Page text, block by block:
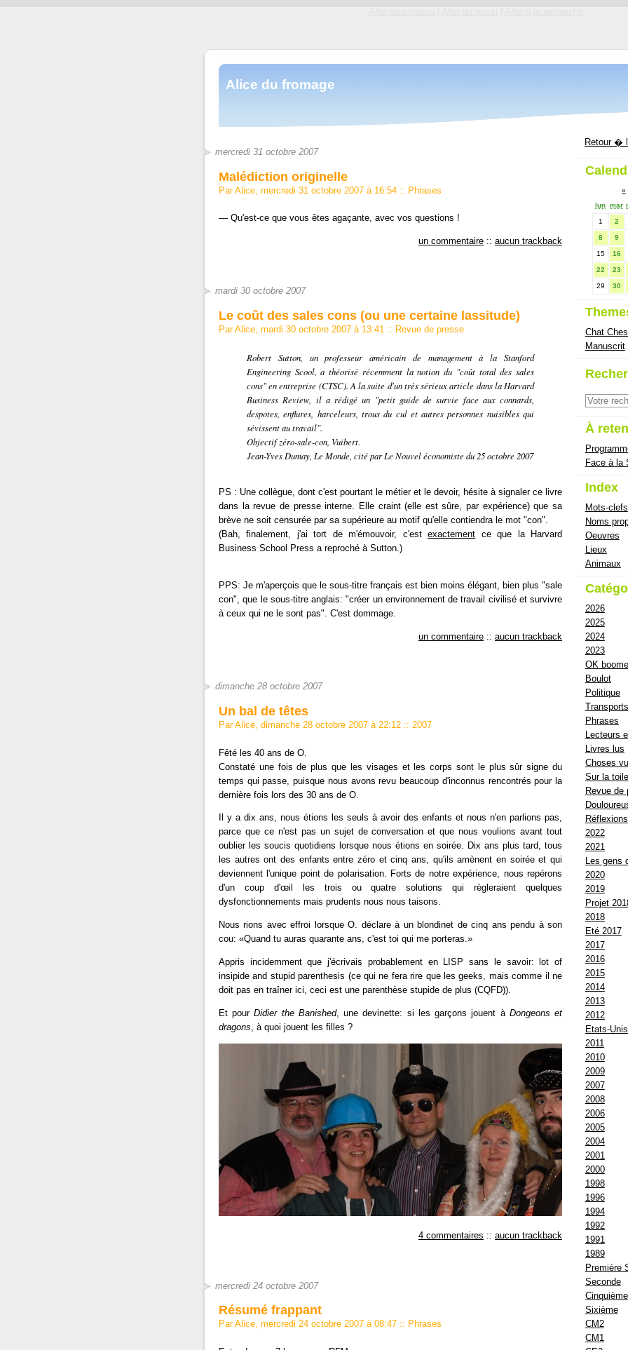
Alice du fromage
mercredi 31 octobre 2007
Malédiction originelle
Par Alice, mercredi 31 octobre 2007 à 16:54 :: Phrases
— Qu'est-ce que vous êtes agaçante, avec vos questions !
un commentaire :: aucun trackback
mardi 30 octobre 2007
Le coût des sales cons (ou une certaine lassitude)
Par Alice, mardi 30 octobre 2007 à 13:41 :: Revue de presse
Robert Sutton, un professeur américain de management à la Stanford
Engineering Scool, a théorisé récemment la notion du "coût total des sales
cons" en entreprise (CTSC). A la suite d'un très sérieux article dans la Harvard
Business Review, il a rédigé un "petit guide de survie face aux connards,
despotes, enflures, harceleurs, trous du cul et autres personnes nuisibles qui
sévissent au travail".
Objectif zéro-sale-con , Vuibert.
Jean-Yves Dumay, Le Monde , cité parLe Nouvel économistedu 25 octobre 2007
PS : Une collègue, dont c'est pourtant le métier et le devoir, hésite à signaler ce livre
dans la revue de presse interne. Elle craint (elle est sûre, par expérience) que sa
brève ne soit censurée par sa supérieure au motif qu'elle contiendra le mot "con".
(Bah, finalement, j'ai tort de m'émouvoir, c'estexactement ce que la Harvard
Business School Press a reproché à Sutton.)
PPS: Je m'aperçois que le sous-titre français est bien moins élégant, bien plus "sale
con", que le sous-titre anglais: "créer un environnement de travail civilisé et survivre
à ceux qui ne le sont pas". C'est dommage.
un commentaire :: aucun trackback
dimanche 28 octobre 2007
Un bal de têtes
Par Alice, dimanche 28 octobre 2007 à 22:12 :: 2007
Fêté les 40 ans de O.
Constaté une fois de plus que les visages et les corps sont le plus sûr signe du
temps qui passe, puisque nous avons revu beaucoup d'inconnus rencontrés pour la
dernière fois lors des 30 ans de O.
Il y a dix ans, nous étions les seuls à avoir des enfants et nous n'en parlions pas,
parce que ce n'est pas un sujet de conversation et que nous voulions avant tout
oublier les soucis quotidiens lorsque nous étions en soirée. Dix ans plus tard, tous
les autres ont des enfants entre zéro et cinq ans, qu'ils amènent en soirée et qui
deviennent l'unique point de polarisation. Forts de notre expérience, nous repérons
d'un coup d'œil les trois ou quatre solutions qui règleraient quelques
dysfonctionnements mais prudents nous nous taisons.
Nous rions avec effroi lorsque O. déclare à un blondinet de cinq ans pendu à son
cou: «Quand tu auras quarante ans, c'est toi qui me porteras.»
Appris incidemment que j'écrivais probablement en LISP sans le savoir: lot of
insipide and stupid parenthesis (ce qui ne fera rire que les geeks, mais comme il ne
doit pas en traîner ici, ceci est une parenthèse stupide de plus (CQFD)).
Et pourDidier the Banished, une devinette: si les garçons jouent à Dongeons et
dragons , à quoi jouent les filles ?
4 commentaires :: aucun trackback
mercredi 24 octobre 2007
Résumé frappant
Par Alice, mercredi 24 octobre 2007 à 08:47 :: Phrases
Retour �
«
lun mar
1 2
8 9
15 16
22 23
29 30
Chat
Manuscrit
À
Face à la
Index
Mots-clefs
Noms
Oeuvres
Lieux
Animaux
2026
2025
2024
2023
OK
Boulot
Politique
Phrases
Lecteurs
Livres lus
Choses
Sur la toile
Revue de
2022
2021
Les gens
2020
2019
Projet
2018
Eté 2017
2017
2016
2015
2014
2013
2012
Etats-
2011
2010
2009
2007
2008
2006
2005
2004
2001
2000
1998
1996
1994
1992
1991
1989
Première
Seconde
Cinquième
Sixième
CM2
CM1